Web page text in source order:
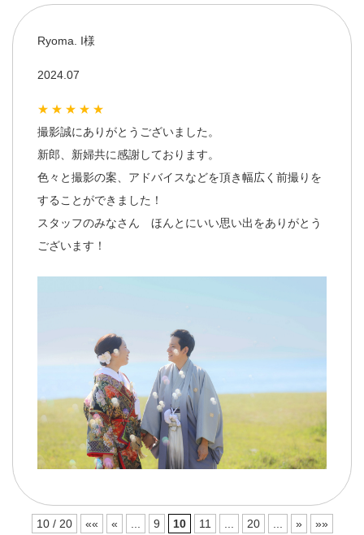
Ryoma. I様
2024.07
★★★★★
撮影誠にありがとうございました。
新郎、新婦共に感謝しております。
色々と撮影の案、アドバイスなどを頂き幅広く前撮りを
することができました！
スタッフのみなさん ほんとにいい思い出をありがとう
ございます！
10 / 20 «« « 9 10 11 20 » »»